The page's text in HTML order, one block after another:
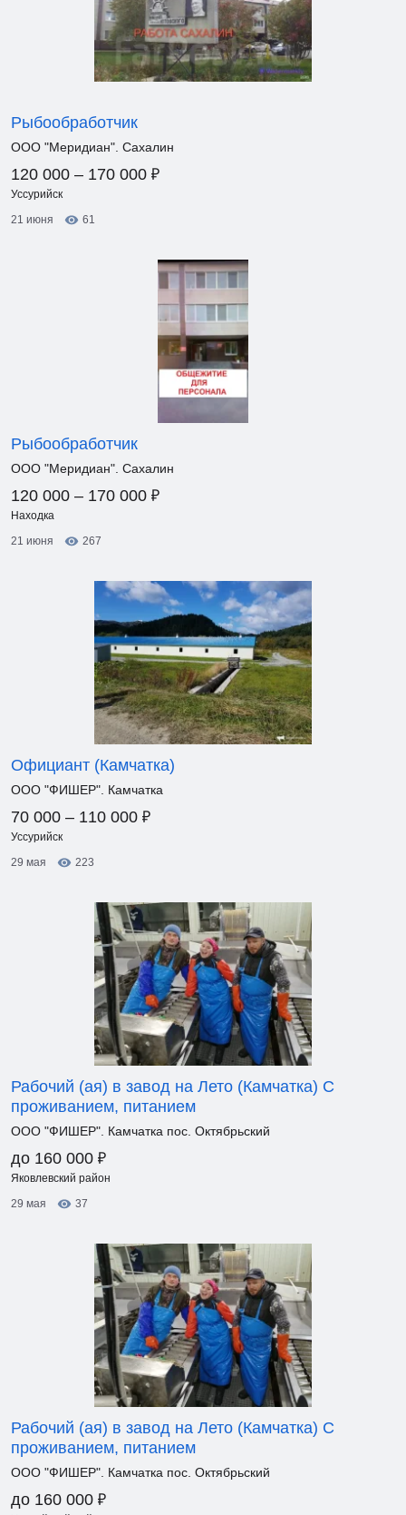
Рыбообработчик
ООО "Меридиан". Сахалин
120 000 – 170 000 ₽
Уссурийск
21 июня
61
Рыбообработчик
ООО "Меридиан". Сахалин
120 000 – 170 000 ₽
Находка
21 июня
267
Официант (Камчатка)
ООО "ФИШЕР". Камчатка
70 000 – 110 000 ₽
Уссурийск
29 мая
223
Рабочий (ая) в завод на Лето (Камчатка) С
проживанием, питанием
ООО "ФИШЕР". Камчатка пос. Октябрьский
до 160 000 ₽
Яковлевский район
29 мая
37
Рабочий (ая) в завод на Лето (Камчатка) С
проживанием, питанием
ООО "ФИШЕР". Камчатка пос. Октябрьский
до 160 000 ₽